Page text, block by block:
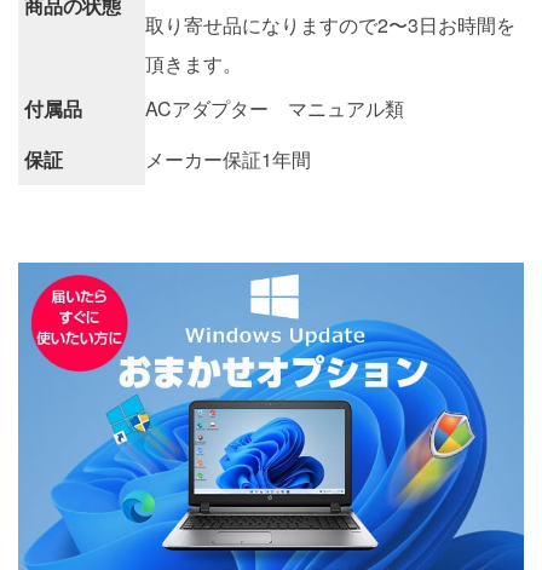
取り寄せ品になりますので2〜3日お時間を
頂きます。
付属品
ACアダプター マニュアル類
保証
メーカー保証1年間